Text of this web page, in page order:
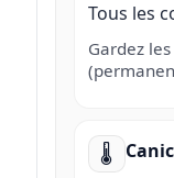
Tous les
Gardez
🌡️